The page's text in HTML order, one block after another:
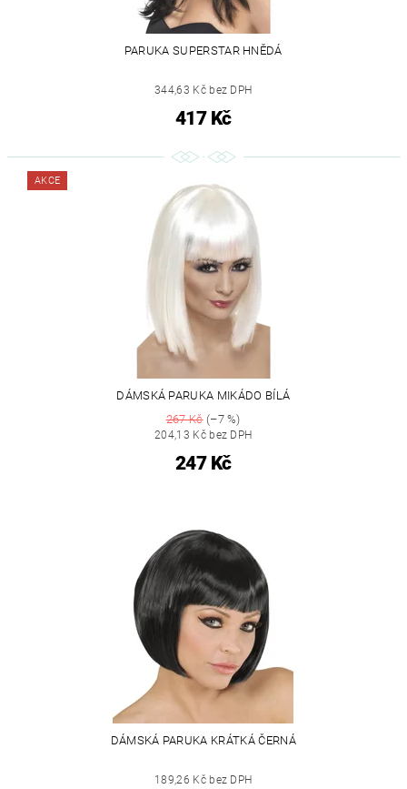
PARUKA SUPERSTAR HNĚDÁ
344,63 Kč bez DPH
417 Kč
AKCE
DÁMSKÁ PARUKA MIKÁDO BÍLÁ
267 Kč(–7 %)
204,13 Kč bez DPH
247 Kč
DÁMSKÁ PARUKA KRÁTKÁ ČERNÁ
189,26 Kč bez DPH